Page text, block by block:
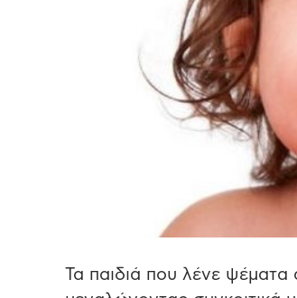
Τα παιδιά που λένε ψέματα